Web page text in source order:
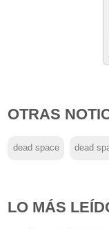
OTRAS
dead space dead
LO MÁS